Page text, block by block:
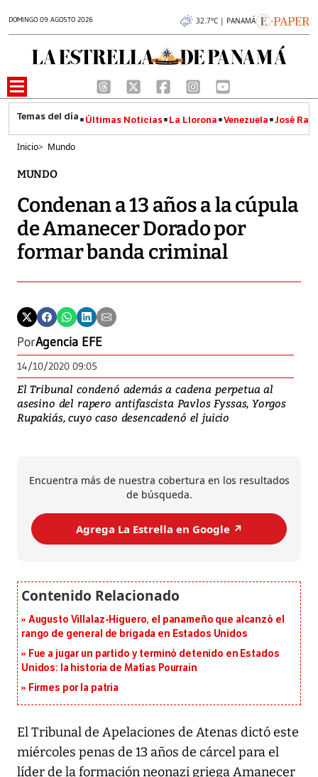
DOMINGO 09 AGOSTO 2026 32.7°C | PANAMÁ
Últimas Noticias La Llorona Venezuela José
Inicio> Mundo
MUNDO
Condenan a 13 años a la cúpula
de Amanecer Dorado por
formar banda criminal
PorAgencia EFE
14/10/2020 09:05
El Tribunal condenó además a cadena perpetua al
asesino del rapero antifascista Pavlos Fyssas, Yorgos
Rupakiás, cuyo caso desencadenó el juicio
Encuentra más de nuestra cobertura en los resultados
de búsqueda.
Agrega La Estrella en Google ↗️
Augusto Villalaz-Higuero, el panameño que alcanzó el
rango de general de brigada en Estados Unidos
Fue a jugar un partido y terminó detenido en Estados
Unidos: la historia de Matías Pourrain
Firmes por la patria
El Tribunal de Apelaciones de Atenas dictó este
miércoles penas de 13 años de cárcel para el
líder de la formación neonazi griega Amanecer